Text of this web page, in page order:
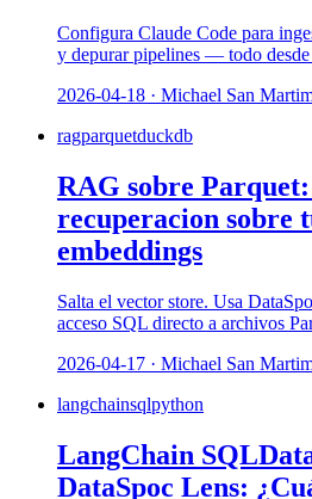
Configura Claude Code para
y depurar pipelines — todo
2026-04-18 · Michael San
ragparquetduckdb
RAG sobre
recuperacion sobre
embeddings
Salta el vector store. Usa
acceso SQL directo a archivos
2026-04-17 · Michael San
langchainsqlpython
LangChain
DataSpoc Lens: